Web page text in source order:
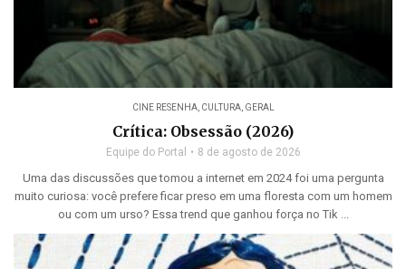
CINE RESENHA, CULTURA, GERAL
Crítica: Obsessão (2026)
Equipe do Portal 8 de agosto de 2026
Uma das discussões que tomou a internet em 2024 foi uma pergunta
muito curiosa: você prefere ficar preso em uma floresta com um homem
ou com um urso? Essa trend que ganhou força no Tik ...